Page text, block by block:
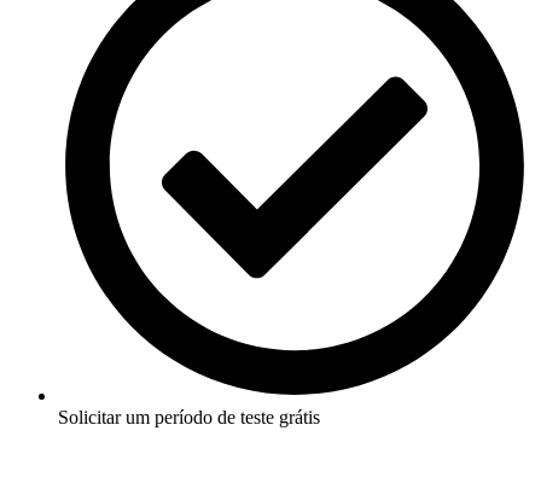
Solicitar um período de teste grátis